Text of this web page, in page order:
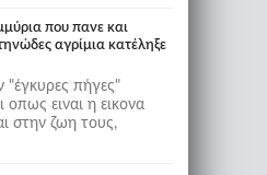
που πανε και
αγρίμια κατέληξε
"έγκυρες πήγες"
ειναι η εικονα
στην ζωη τους,